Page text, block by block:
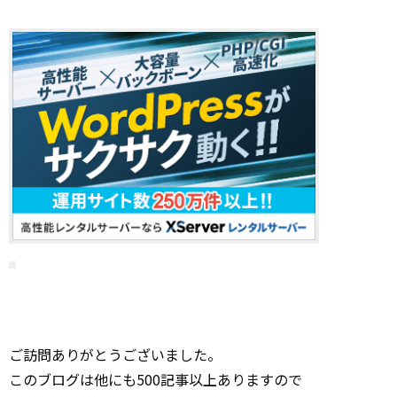
ご訪問ありがとうございました。
このブログは他にも500記事以上ありますので